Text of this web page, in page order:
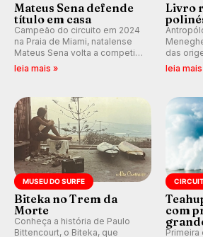
Mateus Sena defende
título em casa
Campeão do circuito em 2024
na Praia de Miami, natalense
Mateus Sena volta a competir
em casa em busca de manter a
leia mais »
Livro
das
prática
leia
MUSEU DO SURFE
Biteka no Trem da
Morte
Conheça a história de Paulo
Bittencourt, o Biteka, que
com
Primeira